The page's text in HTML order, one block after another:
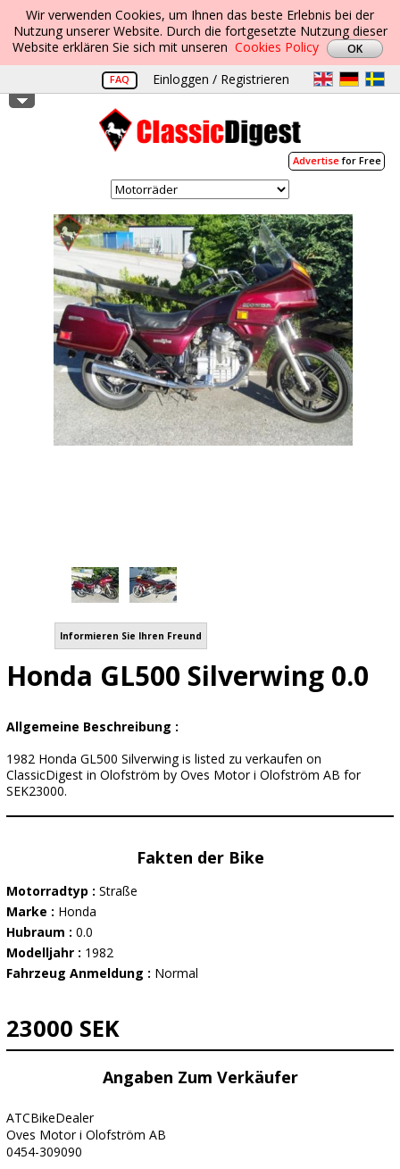
Wir verwenden Cookies, um Ihnen das beste Erlebnis bei der
Nutzung unserer Website. Durch die fortgesetzte Nutzung dieser
Website erklären Sie sich mit unseren Cookies Policy
FAQ Einloggen / Registrieren
Advertisefor Free
Informieren Sie Ihren Freund
Honda GL500 Silverwing 0.0
Allgemeine Beschreibung :
1982 Honda GL500 Silverwing is listed zu verkaufen on
ClassicDigest in Olofström by Oves Motor i Olofström AB for
SEK23000.
Fakten der Bike
Motorradtyp : Straße
Marke : Honda
Hubraum : 0.0
Modelljahr : 1982
Fahrzeug Anmeldung : Normal
23000 SEK
Angaben Zum Verkäufer
ATCBikeDealer
Oves Motor i Olofström AB
0454-309090